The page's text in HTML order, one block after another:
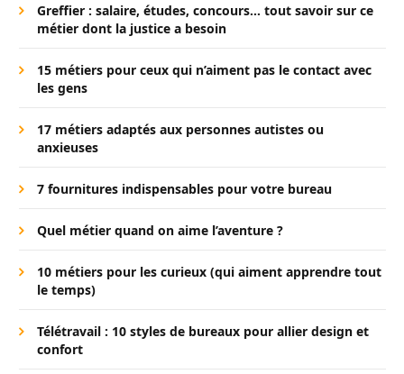
Greffier : salaire, études, concours… tout savoir sur ce
métier dont la justice a besoin
15 métiers pour ceux qui n’aiment pas le contact avec
les gens
17 métiers adaptés aux personnes autistes ou
anxieuses
7 fournitures indispensables pour votre bureau
Quel métier quand on aime l’aventure ?
10 métiers pour les curieux (qui aiment apprendre tout
le temps)
Télétravail : 10 styles de bureaux pour allier design et
confort